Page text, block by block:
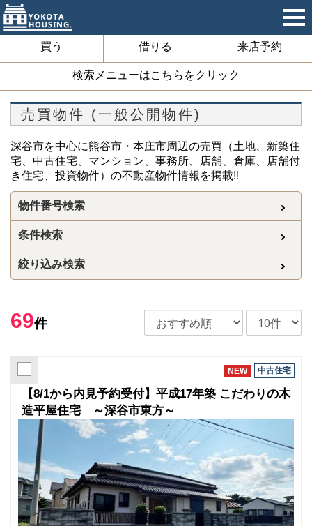
買う 借りる 来店予約
検索メニューはこちらをクリック
売買物件 (一般公開物件)
深谷市を中心に熊谷市・本庄市周辺の売買（土地、新築住
宅、中古住宅、マンション、事務所、店舗、倉庫、店舗付
き住宅、投資物件）の不動産物件情報を掲載‼
物件番号検索
条件検索
絞り込み検索
69件
NEW 中古住宅
【8/1から内見予約受付】平成17年築 こだわりの木
造平屋住宅 ～深谷市東方～